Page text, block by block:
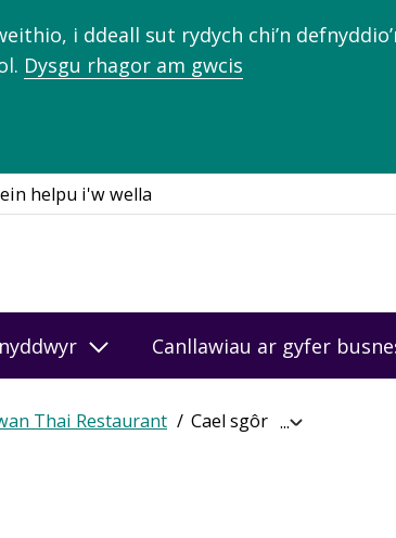
i ddeall sut rydych chi’n
Dysgu rhagor am gwcis
helpu i'w wella
Canllawiau ar gyfer
Expand
Thai Restaurant Cael sgôr ar-lein